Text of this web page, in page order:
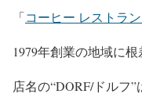
「コーヒー レストラ
1979年創業の地域に
店名の“DORF/ドルフ